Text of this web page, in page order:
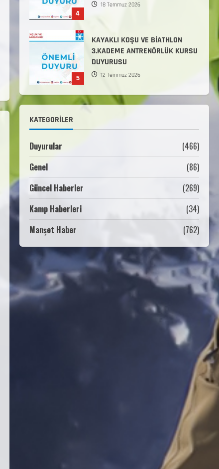
4
18 Temmuz 2026
5
KAYAKLI KOŞU VE BİATHLON
3.KADEME ANTRENÖRLÜK KURSU
DUYURUSU
12 Temmuz 2026
Millî Savunma Bakanlığı Kara,
(2026-2 Dönem) Sporcu Branşı
Sözleşmeli Er Temini Başvuruları
Başlamıştır.
2
ANALİG TEKERLEKLİ KAYAK
22 Temmuz 2026
3
TÜRKİYE ŞAMPİYONASI GÖREVLİ
LİSTESİ
22 Temmuz 2026
Teknik Kurul ve Alt Kurul
Üyelerimiz Belirlendi
3.KADEME ANTRENÖRLÜK KURSU
KATEGORILER
Duyurular
(466)
Genel
(86)
Güncel Haberler
(269)
Kamp Haberleri
(34)
Manşet Haber
(762)